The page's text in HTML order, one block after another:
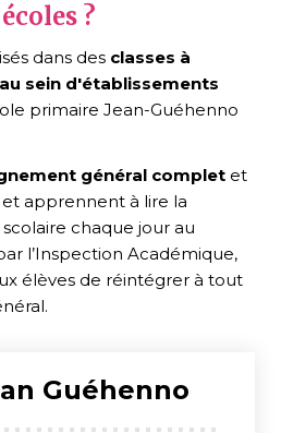
?
dans des classes à
sein d'établissements
primaire Jean-Guéhenno
général complet et
apprennent à lire la
chaque jour au
l’Inspection Académique,
élèves de réintégrer à tout
Guéhenno